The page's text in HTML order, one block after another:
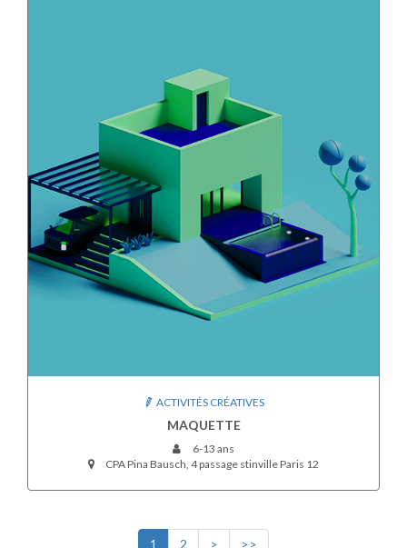
ACTIVITÉS CRÉATIVES
MAQUETTE
6-13 ans
CPA Pina Bausch, 4 passage stinville Paris 12
1 2 > >>